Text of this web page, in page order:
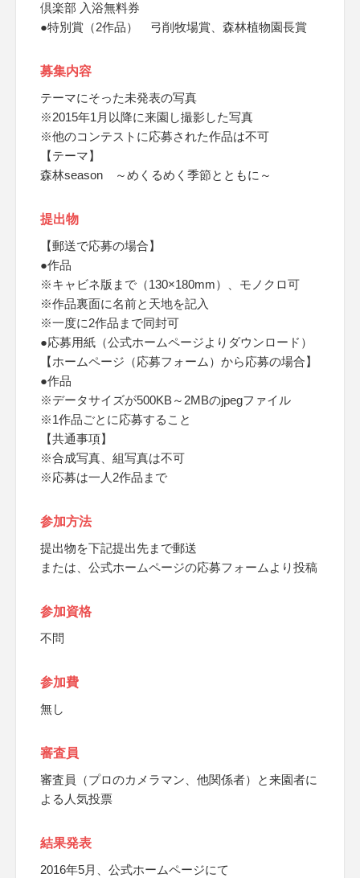
倶楽部 入浴無料券
●特別賞（2作品） 弓削牧場賞、森林植物園長賞
募集内容
テーマにそった未発表の写真
※2015年1月以降に来園し撮影した写真
※他のコンテストに応募された作品は不可
【テーマ】
森林season ～めくるめく季節とともに～
提出物
【郵送で応募の場合】
●作品
※キャビネ版まで（130×180mm）、モノクロ可
※作品裏面に名前と天地を記入
※一度に2作品まで同封可
●応募用紙（公式ホームページよりダウンロード）
【ホームページ（応募フォーム）から応募の場合】
●作品
※データサイズが500KB～2MBのjpegファイル
※1作品ごとに応募すること
【共通事項】
※合成写真、組写真は不可
※応募は一人2作品まで
参加方法
提出物を下記提出先まで郵送
または、公式ホームページの応募フォームより投稿
参加資格
不問
参加費
無し
審査員
審査員（プロのカメラマン、他関係者）と来園者に
よる人気投票
結果発表
2016年5月、公式ホームページにて